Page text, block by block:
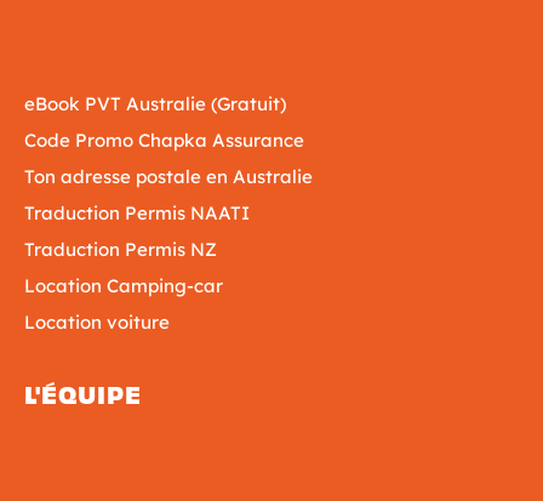
eBook PVT Australie (Gratuit)
Code Promo Chapka Assurance
Ton adresse postale en Australie
Traduction Permis NAATI
Traduction Permis NZ
Location Camping-car
Location voiture
L'ÉQUIPE